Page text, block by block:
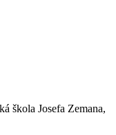
informacemi.